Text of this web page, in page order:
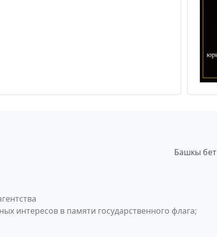
Башкы бет
интересов в памяти государственного флага;